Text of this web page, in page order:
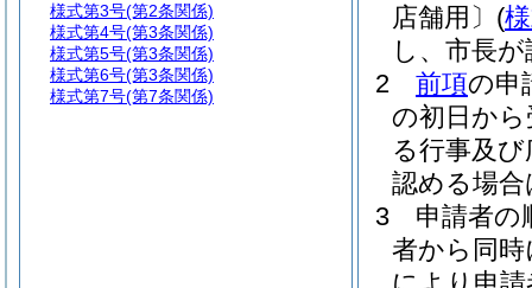
店舗用〕 (
し、市長
2
前項の申
の初日か
る行事及
認める場
3
申請者の
者から同
様式第3号(第2条関係)
様式第4号(第3条関係)
様式第5号(第3条関係)
様式第6号(第3条関係)
様式第7号(第7条関係)